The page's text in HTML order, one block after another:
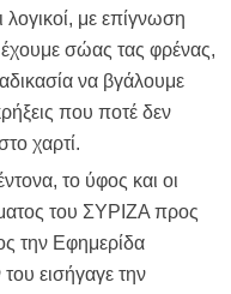
με επίγνωση
έχουμε σώας τας φρένας,
να βγάλουμε
που ποτέ δεν
χαρτί.
το ύφος και οι
του ΣΥΡΙΖΑ προς
την Εφημερίδα
εισήγαγε την